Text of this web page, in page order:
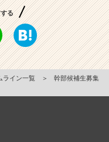
る
ライン一覧 ＞
幹部候補生募集